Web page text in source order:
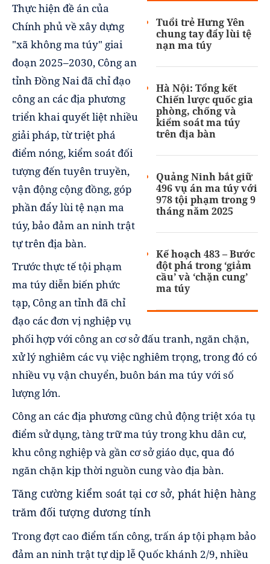
Tuổi trẻ Hưng Yên
chung tay đẩy lùi tệ
nạn ma túy
Hà Nội: Tổng kết
Chiến lược quốc gia
phòng, chống và
kiểm soát ma túy
trên địa bàn
Quảng Ninh bắt giữ
496 vụ án ma túy với
978 tội phạm trong 9
tháng năm 2025
Kế hoạch 483 – Bước
đột phá trong ‘giảm
cầu’ và ‘chặn cung’
ma túy
Thực hiện đề án của
Chính phủ về xây dựng
"xã không ma túy" giai
đoạn 2025–2030, Công an
tỉnh Đồng Nai đã chỉ đạo
công an các địa phương
triển khai quyết liệt nhiều
giải pháp, từ triệt phá
điểm nóng, kiểm soát đối
tượng đến tuyên truyền,
vận động cộng đồng, góp
phần đẩy lùi tệ nạn ma
túy, bảo đảm an ninh trật
tự trên địa bàn.
Trước thực tế tội phạm
ma túy diễn biến phức
tạp, Công an tỉnh đã chỉ
đạo các đơn vị nghiệp vụ
phối hợp với công an cơ sở đấu tranh, ngăn chặn,
xử lý nghiêm các vụ việc nghiêm trọng, trong đó có
nhiều vụ vận chuyển, buôn bán ma túy với số
lượng lớn.
Công an các địa phương cũng chủ động triệt xóa tụ
điểm sử dụng, tàng trữ ma túy trong khu dân cư,
khu công nghiệp và gần cơ sở giáo dục, qua đó
ngăn chặn kịp thời nguồn cung vào địa bàn.
Tăng cường kiểm soát tại cơ sở, phát hiện hàng
trăm đối tượng dương tính
Trong đợt cao điểm tấn công, trấn áp tội phạm bảo
đảm an ninh trật tự dịp lễ Quốc khánh 2/9, nhiều